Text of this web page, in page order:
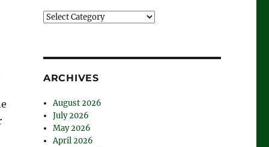
Catégories
ARCHIVES
August 2026
July 2026
May 2026
April 2026